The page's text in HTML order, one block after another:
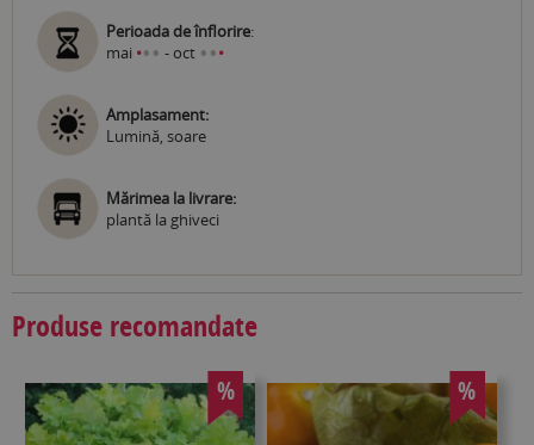
Perioada de înflorire:
mai ••• - oct •••
Amplasament:
Lumină, soare
Mărimea la livrare:
plantă la ghiveci
Produse recomandate
% %